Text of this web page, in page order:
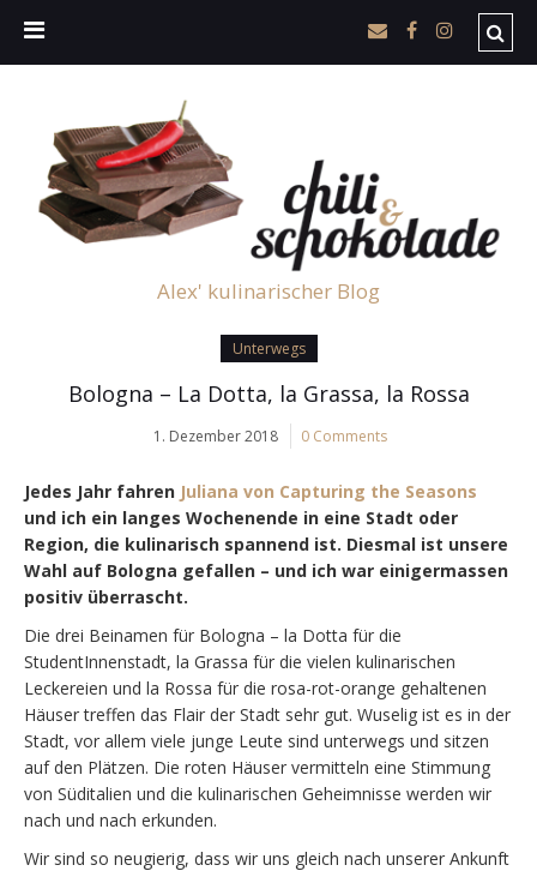
Alex' kulinarischer Blog
Unterwegs
Bologna – La Dotta, la Grassa, la Rossa
1. Dezember 2018 0 Comments
Jedes Jahr fahren Juliana von Capturing the Seasons
und ich ein langes Wochenende in eine Stadt oder
Region, die kulinarisch spannend ist. Diesmal ist unsere
Wahl auf Bologna gefallen – und ich war einigermassen
positiv überrascht.
Die drei Beinamen für Bologna – la Dotta für die
StudentInnenstadt, la Grassa für die vielen kulinarischen
Leckereien und la Rossa für die rosa-rot-orange gehaltenen
Häuser treffen das Flair der Stadt sehr gut. Wuselig ist es in der
Stadt, vor allem viele junge Leute sind unterwegs und sitzen
auf den Plätzen. Die roten Häuser vermitteln eine Stimmung
von Süditalien und die kulinarischen Geheimnisse werden wir
nach und nach erkunden.
Wir sind so neugierig, dass wir uns gleich nach unserer Ankunft